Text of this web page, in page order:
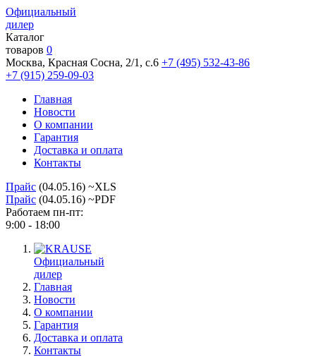
Официальный
дилер
Каталог
товаров 0
Москва, Красная Сосна, 2/1, с.6 +7 (495) 532-43-86
+7 (915) 259-09-03
Главная
Новости
О компании
Гарантия
Доставка и оплата
Контакты
Прайс (04.05.16) ~XLS
Прайс (04.05.16) ~PDF
Работаем пн-пт:
9:00 - 18:00
Официальный
дилер
Главная
Новости
О компании
Гарантия
Доставка и оплата
Контакты